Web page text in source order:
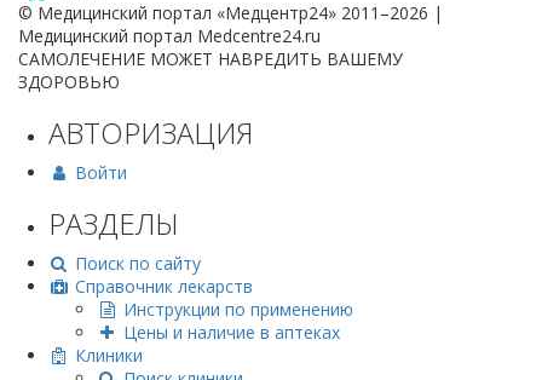
© Медицинский портал «Медцентр24» 2011–2026 |
Медицинский портал Medcentre24.ru
САМОЛЕЧЕНИЕ МОЖЕТ НАВРЕДИТЬ ВАШЕМУ
ЗДОРОВЬЮ
АВТОРИЗАЦИЯ
Войти
РАЗДЕЛЫ
Поиск по сайту
Справочник лекарств
Инструкции по применению
Цены и наличие в аптеках
Клиники